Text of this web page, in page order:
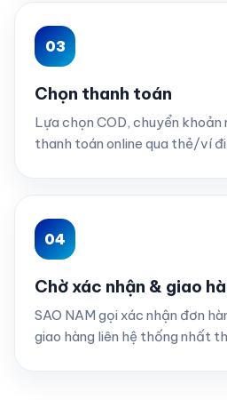
Chọn thanh toán
Lựa chọn COD, chuyển khoản
thanh toán online qua thẻ/ví
Chờ xác nhận & giao
SAO NAM gọi xác nhận đơn
giao hàng liên hệ thống nhất